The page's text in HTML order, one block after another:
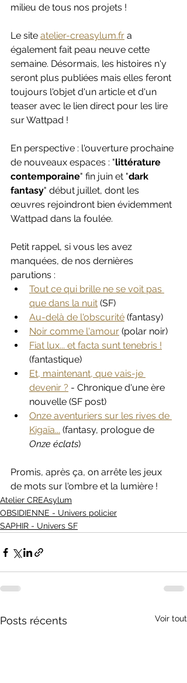
milieu de tous nos projets !
Le site atelier-creasylum.fr a
également fait peau neuve cette
semaine. Désormais, les histoires n'y
seront plus publiées mais elles feront
toujours l'objet d'un article et d'un
teaser avec le lien direct pour les lire
sur Wattpad !
En perspective : l'ouverture prochaine
de nouveaux espaces : "littérature
contemporaine" fin juin et "dark
fantasy" début juillet, dont les
œuvres rejoindront bien évidemment
Wattpad dans la foulée.
Petit rappel, si vous les avez
manquées, de nos dernières
parutions :
Tout ce qui brille ne se voit pas
que dans la nuit (SF)
Au-delà de l'obscurité (fantasy)
Noir comme l'amour (polar noir)
Fiat lux... et facta sunt tenebris !
(fantastique)
Et, maintenant, que vais-je
devenir ? - Chronique d'une ère
nouvelle (SF post)
Onze aventuriers sur les rives de
Kigaïa... (fantasy, prologue de
Onze éclats)
Promis, après ça, on arrête les jeux
de mots sur l'ombre et la lumière !
Atelier CREAsylum
OBSIDIENNE - Univers policier
SAPHIR - Univers SF
Posts récents Voir tout